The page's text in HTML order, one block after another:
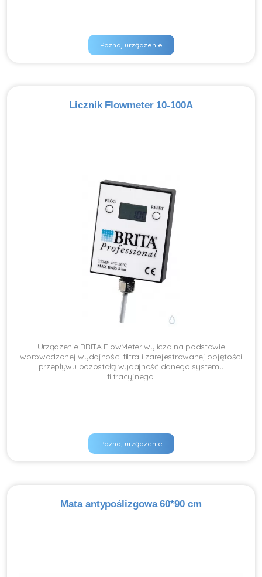
Poznaj urządzenie
Licznik Flowmeter 10-100A
Urządzenie BRITA FlowMeter wylicza na podstawie
wprowadzonej wydajności filtra i zarejestrowanej objętości
przepływu pozostałą wydajność danego systemu
filtracyjnego.
Poznaj urządzenie
Mata antypoślizgowa 60*90 cm